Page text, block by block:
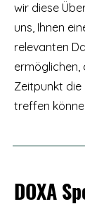
wir diese
uns, Ihnen
relevanten
ermöglichen,
Zeitpunkt die
treffen
DOXA